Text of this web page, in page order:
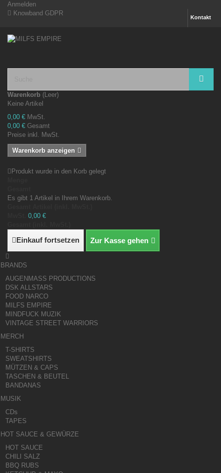
Anmelden
Kontakt
Knowband GDPR
Warenkorb (Leer)
Keine Artikel
0,00 € MwSt.
0,00 € Gesamt
Preise inkl. MwSt.
Warenkorb anzeigen
Produkt wurde in den Korb gelegt
Es gibt 1 Artikel in Ihrem Warenkorb.
0,00 €
Einkauf fortsetzen Zur Kasse gehen

BRANDS
AUGENMASS PRODUCTIONS
DSK ALLSTARS
FOOD NARCO
MILFS EMPIRE
MINDFUCK MUZIK
VINTAGE STREET WARRIORS
MERCH
T-SHIRTS
SWEATSHIRTS
MÜTZEN & CAPS
TASCHEN & BEUTEL
BANDANAS
MUSIK
CDs
TAPES
HOT SAUCE & GEWÜRZE
HOT SAUCE
CHILI SALZ
BBQ RUBS